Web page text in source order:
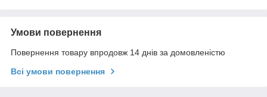
Умови повернення
Повернення товару впродовж 14 днів за домовленістю
Всі умови повернення